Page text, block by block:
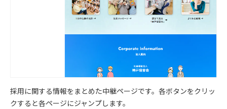
採用に関する情報をまとめた中継ページです。各ボタンをクリッ
クすると各ページにジャンプします。